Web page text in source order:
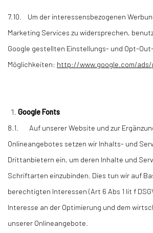
7.10. Um der interessensbezogenen
Marketing Services zu widersprechen,
Google gestellten Einstellungs- und Opt-Out-
Möglichkeiten: http://www.google.com/
Google Fonts
8.1. Auf unserer Website und zur
Onlineangebotes setzen wir Inhalts- und
Drittanbietern ein, um deren Inhalte und
Schriftarten einzubinden. Dies tun wir auf
berechtigten Interessen (Art 6 Abs 1 lit f
Interesse an der Optimierung und dem
unserer Onlineangebote.